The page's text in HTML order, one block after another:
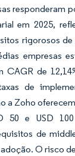
responderam
em 2025,
rigorosos
empresas
CAGR de
de
a Zoho
50 e USD
de
O risco